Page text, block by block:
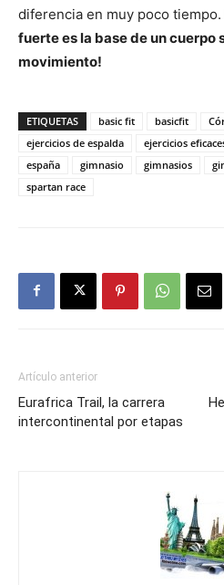
diferencia en muy poco tiempo.
fuerte es la base de un cuerpo
movimiento!
ETIQUETAS basic fit basicfit
ejercicios de espalda
ejercicios
españa
gimnasio gimnasios
spartan race
Artículo anterior
Eurafrica Trail, la carrera
intercontinental por etapas